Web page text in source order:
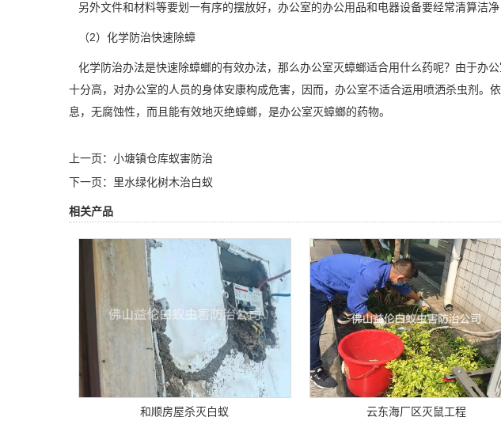
另外文件和材料等要划一有序的摆放好，办公室的办公用品和电器设备要经常清算洁净
（2）化学防治快速除蟑
化学防治办法是快速除蟑螂的有效办法，那么办公室灭蟑螂适合用什么药呢？由于办
十分高，对办公室的人员的身体安康构成危害，因而，办公室不适合运用喷洒杀虫剂
息，无腐蚀性，而且能有效地灭绝蟑螂，是办公室灭蟑螂的药物。
上一页： 小塘镇仓库蚁害防治
下一页： 里水绿化树木治白蚁
相关产品
和顺房屋杀灭白蚁 云东海厂区灭鼠工程